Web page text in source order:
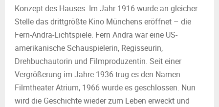
Konzept des Hauses. Im Jahr 1916 wurde an gleicher
Stelle das drittgrößte Kino Münchens eröffnet – die
Fern-Andra-Lichtspiele. Fern Andra war eine US-
amerikanische Schauspielerin, Regisseurin,
Drehbuchautorin und Filmproduzentin. Seit einer
Vergrößerung im Jahre 1936 trug es den Namen
Filmtheater Atrium, 1966 wurde es geschlossen. Nun
wird die Geschichte wieder zum Leben erweckt und